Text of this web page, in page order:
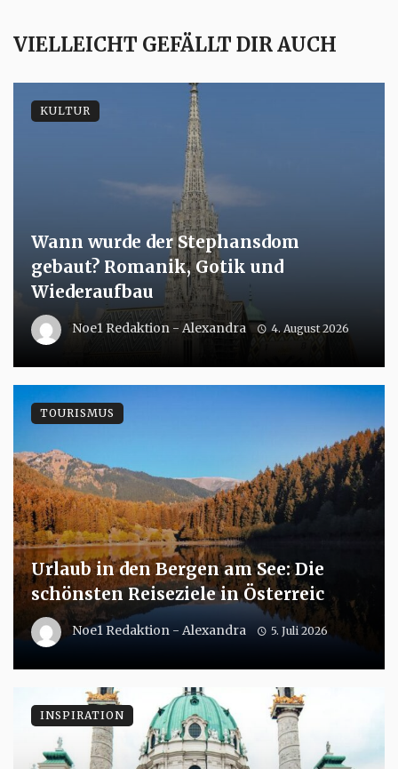
VIELLEICHT GEFÄLLT DIR AUCH
Wann wurde der Stephansdom
gebaut? Romanik, Gotik und
Wiederaufbau
Noe1 Redaktion - Alexandra 4. August 2026
KULTUR
Urlaub in den Bergen am See: Die
schönsten Reiseziele in Österreic
Noe1 Redaktion - Alexandra 5. Juli 2026
TOURISMUS
INSPIRATION